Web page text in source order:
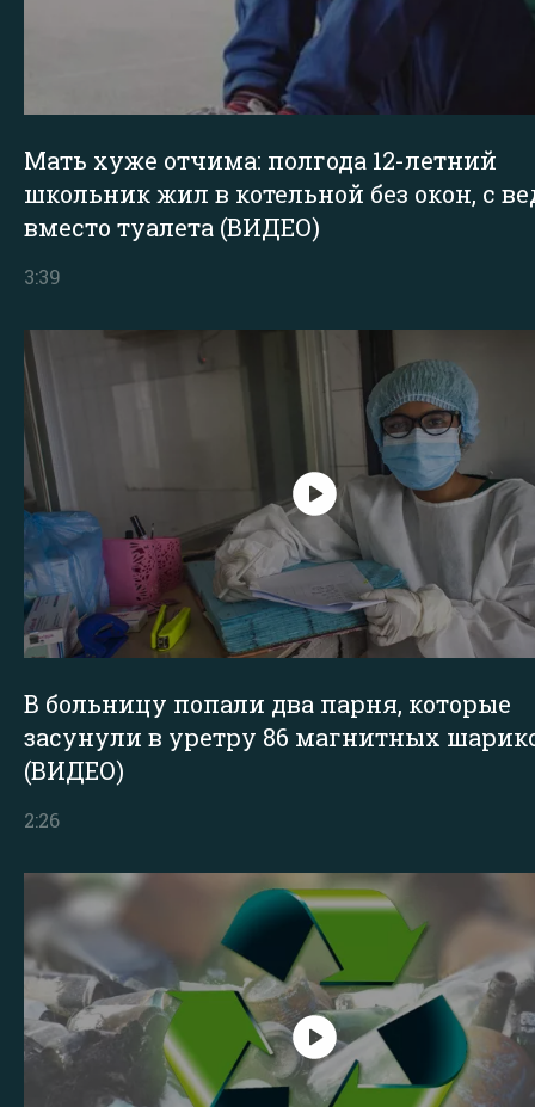
Мать хуже отчима: полгода 12-летний
школьник жил в котельной без окон, с
вместо туалета (ВИДЕО)
3:39
В больницу попали два парня, которые
засунули в уретру 86 магнитных
(ВИДЕО)
2:26